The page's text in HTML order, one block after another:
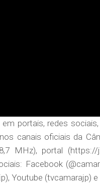
portais, redes
canais oficiais da
MHz), portal (https://
Facebook
Youtube (tvcamarajp)